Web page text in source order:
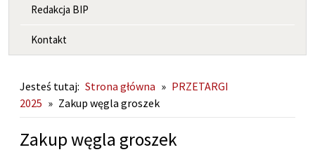
Redakcja BIP
Kontakt
Jesteś tutaj: Strona główna » PRZETARGI
2025 » Zakup węgla groszek
Zakup węgla groszek